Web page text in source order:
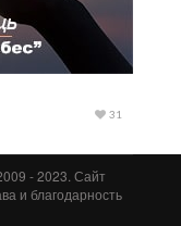
31
- 2023. Сайт
и благодарность